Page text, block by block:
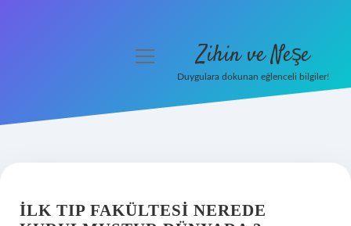
Hakkımızda
menüyü
Zihin ve Neşe
Duygulara dokunan eğlenceli bilgiler!
İLK TIP FAKÜLTESI NEREDE